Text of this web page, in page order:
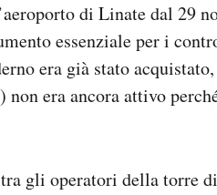
di Linate dal 29
essenziale per i
era già stato
era ancora attivo
gli operatori della torre di